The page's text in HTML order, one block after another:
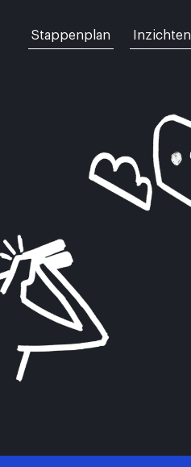
Stappenplan Inzichten